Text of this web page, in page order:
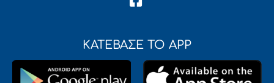
ΚΑΤΕΒΑΣΕ ΤΟ APP